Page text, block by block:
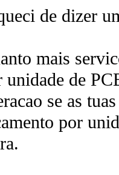
de dizer
mais
unidade de
se as
por